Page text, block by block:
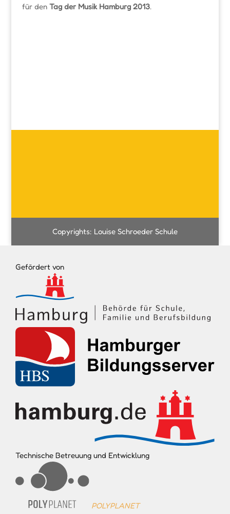
für den Tag der Musik Hamburg 2013.
Copyrights: Louise Schroeder Schule
Gefördert von
Technische Betreuung und Entwicklung
POLYPLANET